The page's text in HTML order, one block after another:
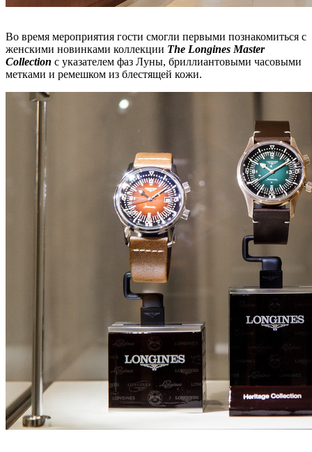
Во время мероприятия гости смогли первыми познакомиться с
женскими новинками коллекции The Longines Master
Collection с указателем фаз Луны, бриллиантовыми часовыми
метками и ремешком из блестящей кожи.